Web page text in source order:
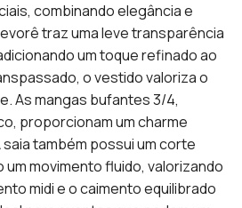
combinando elegância e
traz uma leve transparência
um toque refinado ao
o vestido valoriza o
As mangas bufantes 3/4,
proporcionam um charme
também possui um corte
movimento fluido, valorizando
midi e o caimento equilibrado